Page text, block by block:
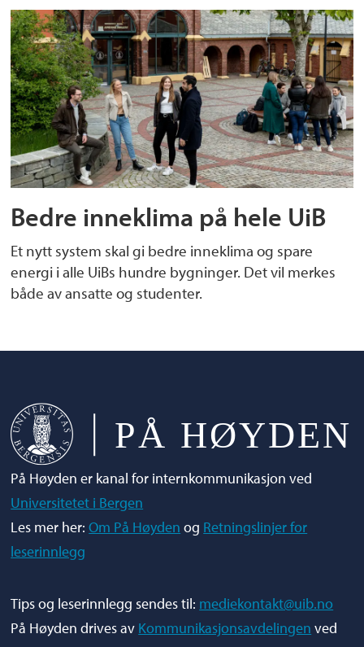
Bedre inneklima på hele UiB
Et nytt system skal gi bedre inneklima og spare
energi i alle UiBs hundre bygninger. Det vil merkes
både av ansatte og studenter.
På Høyden er kanal for internkommunikasjon ved
Universitetet i Bergen
Les mer her:Om På Høyden og Retningslinjer for
leserinnlegg
Tips og leserinnlegg sendes til: mediekontakt@uib.no
På Høyden drives av Kommunikasjonsavdelingen ved